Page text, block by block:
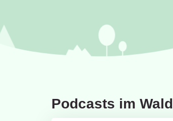
Podcasts im Wald